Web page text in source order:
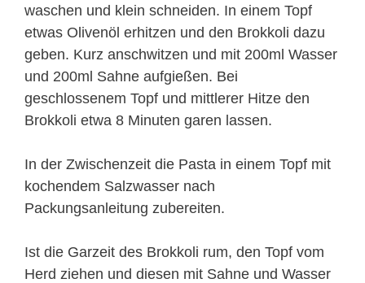
waschen und klein schneiden. In einem Topf
etwas Olivenöl erhitzen und den Brokkoli dazu
geben. Kurz anschwitzen und mit 200ml Wasser
und 200ml Sahne aufgießen. Bei
geschlossenem Topf und mittlerer Hitze den
Brokkoli etwa 8 Minuten garen lassen.
In der Zwischenzeit die Pasta in einem Topf mit
kochendem Salzwasser nach
Packungsanleitung zubereiten.
Ist die Garzeit des Brokkoli rum, den Topf vom
Herd ziehen und diesen mit Sahne und Wasser